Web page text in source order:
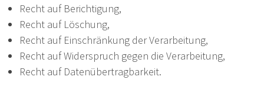
Recht auf Berichtigung,
Recht auf Löschung,
Recht auf Einschränkung der Verarbeitung,
Recht auf Widerspruch gegen die Verarbeitung,
Recht auf Datenübertragbarkeit.